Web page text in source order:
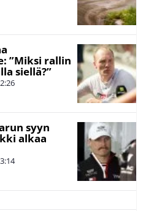
”Miksi rallin
siellä?”
syyn
alkaa